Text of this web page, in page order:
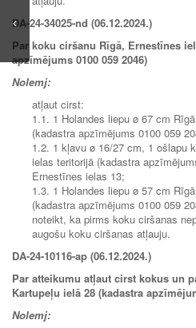
DA-24-34025-nd (06.12.2024.)
Par koku ciršanu Rīgā, Ernestīnes
apzīmējums 0100 059 2046)
Nolemj:
atļaut cirst:
1.1. 1 Holandes liepu ø 67 cm
(kadastra apzīmējums 0100 059
1.2. 1 kļavu ø 16/27 cm, 1 ošlapu
ielas teritorijā (kadastra
Ernestīnes ielas 13;
1.3. 1 Holandes liepu ø 57 cm
(kadastra apzīmējums 0100 059
noteikt, ka pirms koku ciršanas
augošu koku ciršanas atļauju.
DA-24-10116-ap (06.12.2024.)
Par atteikumu atļaut cirst kokus un
Kartupeļu ielā 28 (kadastra
Nolemj: